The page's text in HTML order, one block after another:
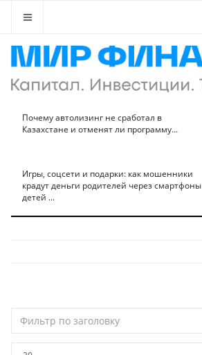
Почему автолизинг не сработал в
Казахстане и отменят ли программу...
Игры, соцсети и подарки: как мошенники
крадут деньги родителей через смартфоны
детей ...
по